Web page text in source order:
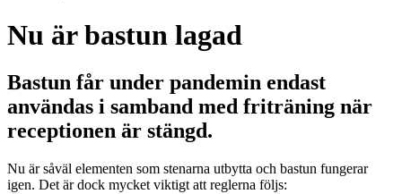
Nu är bastun lagad
Bastun får under pandemin endast
användas i samband med friträning när
receptionen är stängd.
Nu är såväl elementen som stenarna utbytta och bastun fungerar
igen. Det är dock mycket viktigt att reglerna följs: